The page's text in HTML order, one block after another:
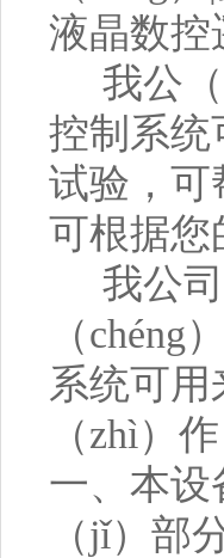
液晶数控
我公（
控制系统
试验，可
可根据您
我公司
（chéng）
系统可
（zhì）作
一、本设
（jǐ）部